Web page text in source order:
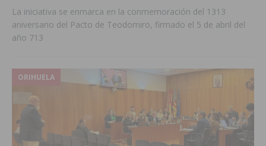
La iniciativa se enmarca en la conmemoración del 1313
aniversario del Pacto de Teodomiro, firmado el 5 de abril del
año 713
ORIHUELA